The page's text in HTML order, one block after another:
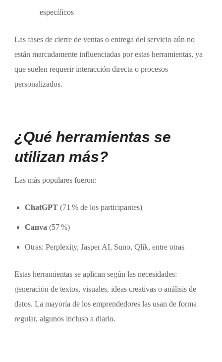
específicos
Las fases de cierre de ventas o entrega del servicio aún no
están marcadamente influenciadas por estas herramientas, ya
que suelen requerir interacción directa o procesos
personalizados.
¿Qué herramientas se
utilizan más?
Las más populares fueron:
ChatGPT(71 % de los participantes)
Canva (57 %)
Otras: Perplexity, Jasper AI, Suno, Qlik, entre otras
Estas herramientas se aplican según las necesidades:
generación de textos, visuales, ideas creativas o análisis de
datos. La mayoría de los emprendedores las usan de forma
regular, algunos incluso a diario.